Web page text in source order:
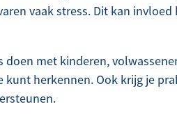
vaak stress. Dit kan
met kinderen,
herkennen. Ook krijg je